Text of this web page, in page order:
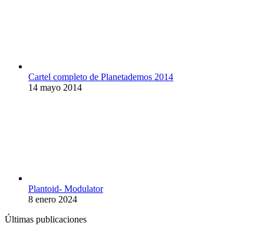
Cartel completo de Planetademos 2014
14 mayo 2014
Plantoid- Modulator
8 enero 2024
Últimas publicaciones